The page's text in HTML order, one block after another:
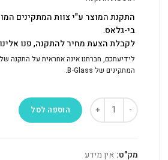
התקנת המוצר ע"י צוות המתקינים
בי-גלאס.
לקבלת הצעת מחיר להתקנה, פנו
לידיעתכם, חברתנו אינה אחראית על התקנה
המתקינים של B-Glass.
הוספה לסל
מק"ט: אין מידע